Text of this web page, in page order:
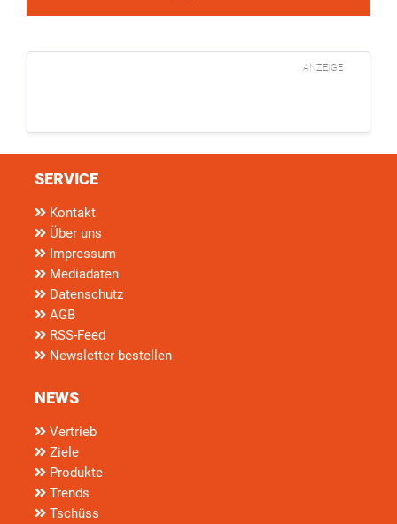
ANZEIGE
SERVICE
Kontakt
Über uns
Impressum
Mediadaten
Datenschutz
AGB
RSS-Feed
Newsletter bestellen
NEWS
Vertrieb
Ziele
Produkte
Trends
Tschüss